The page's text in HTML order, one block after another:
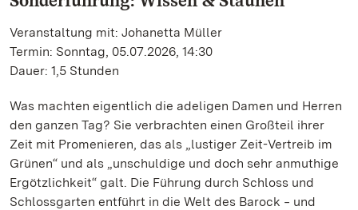
Veranstaltung mit: Johanetta Müller
Termin: Sonntag, 05.07.2026, 14:30
Dauer: 1,5 Stunden
Was machten eigentlich die adeligen Damen und Herren
den ganzen Tag? Sie verbrachten einen Großteil ihrer
Zeit mit Promenieren, das als „lustiger Zeit-Vertreib im
Grünen“ und als „unschuldige und doch sehr anmuthige
Ergötzlichkeit“ galt. Die Führung durch Schloss und
Schlossgarten entführt in die Welt des Barock ‒ und